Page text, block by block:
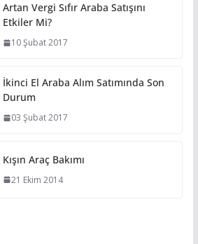
Artan Vergi Sıfır Araba Satışını
Etkiler Mi?
10 Şubat 2017
İkinci El Araba Alım Satımında Son
Durum
03 Şubat 2017
Kışın Araç Bakımı
21 Ekim 2014